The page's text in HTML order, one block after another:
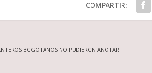
COMPARTIR:
BOGOTANOS NO PUDIERON ANOTAR